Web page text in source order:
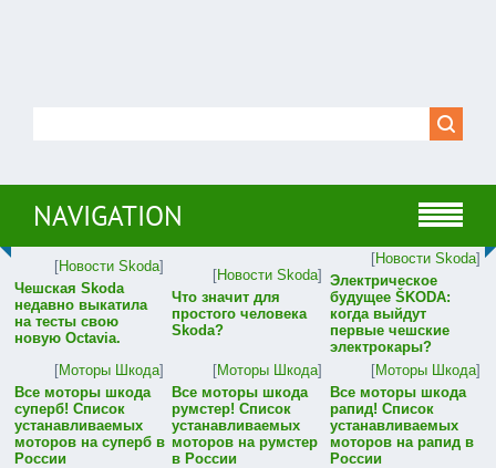
NAVIGATION
[Новости Skoda]
Чешская Skoda
недавно выкатила
на тесты свою
новую Octavia.
[Новости Skoda]
Что значит для
простого человека
Skoda?
[Новости Skoda]
Электрическое
будущее ŠKODA:
когда выйдут
первые чешские
электрокары?
[Моторы Шкода]
Все моторы шкода
суперб! Список
устанавливаемых
моторов на суперб в
России
[Моторы Шкода]
Все моторы шкода
румстер! Список
устанавливаемых
моторов на румстер
в России
[Моторы Шкода]
Все моторы шкода
рапид! Список
устанавливаемых
моторов на рапид в
России